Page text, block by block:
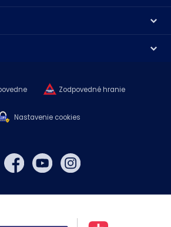
Zodpovedné hranie
Nastavenie cookies